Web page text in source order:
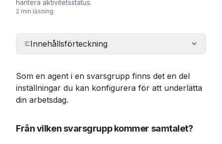
hantera aktivitetsstatus.
2 min läsning
Innehållsförteckning
Som en agent i en svarsgrupp finns det en del
inställningar du kan konfigurera för att underlätta
din arbetsdag.
Från vilken svarsgrupp kommer samtalet?